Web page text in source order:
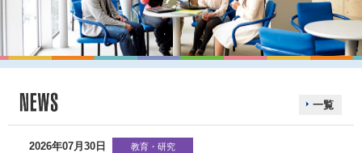
一覧
2026年07月30日 教育・研究